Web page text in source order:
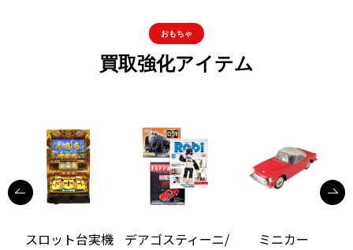
おもちゃ
買取強化アイテム
スロット台実機
デアゴスティーニ/
ミニカー